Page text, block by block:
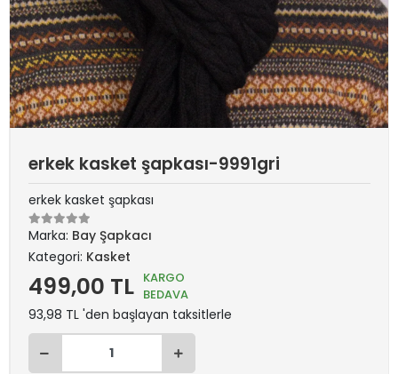
erkek kasket şapkası-9991gri
erkek kasket şapkası
Marka: Bay Şapkacı
Kategori: Kasket
499,00 TL KARGO
BEDAVA
93,98 TL 'den başlayan taksitlerle